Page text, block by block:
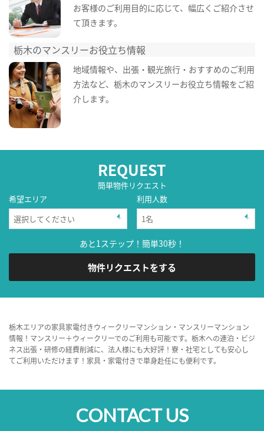
お客様のご利用目的に応じて、幅広くご紹介させ
て頂きます。
栃木のマンスリーお役立ち情報
地域情報や、出張・観光旅行・おすすめのご利用
方法など、栃木のマンスリーお役立ち情報をご紹
介します。
REQUEST
簡単物件リクエスト
希望エリア
利用人数
あと1ステップ！簡単30秒！
物件リクエストをする
栃木エリアの家具家電付きウィークリーマンション・マンスリーマンション
情報！マンスリー＋ウィークリーでのご利用も可能です。栃木への連泊・ビジ
ネス出張・研修の経費削減に、法人様にも大好評！寮・社宅としても安心し
てご利用いただけます！家具・家電付きで単身赴任にも便利です。
CONTACT US